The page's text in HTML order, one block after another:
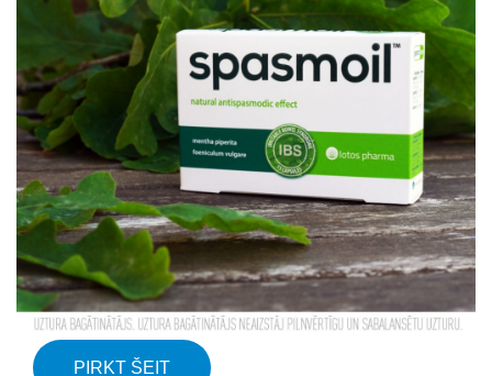
PIRKT ŠEIT